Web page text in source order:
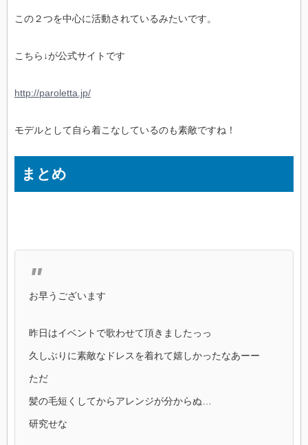
この２つを中心に活動されているみたいです。
こちら↓が公式サイトです
http://paroletta.jp/
モデルとして自ら着こなしているのも素敵ですね！
まとめ
お早うございます
昨日はイベントで歌わせて頂きましたっっ
久しぶりに素敵なドレスを着れて嬉しかったなあーー
ただ
髪の毛短くしてからアレンジが分からぬ…
研究せな